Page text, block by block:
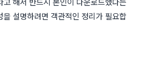
고 해서 반드시 본인이 다운로드했다는
설명하려면 객관적인 정리가 필요합